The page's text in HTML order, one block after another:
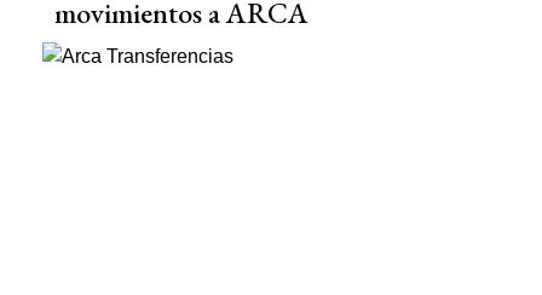
movimientos a ARCA